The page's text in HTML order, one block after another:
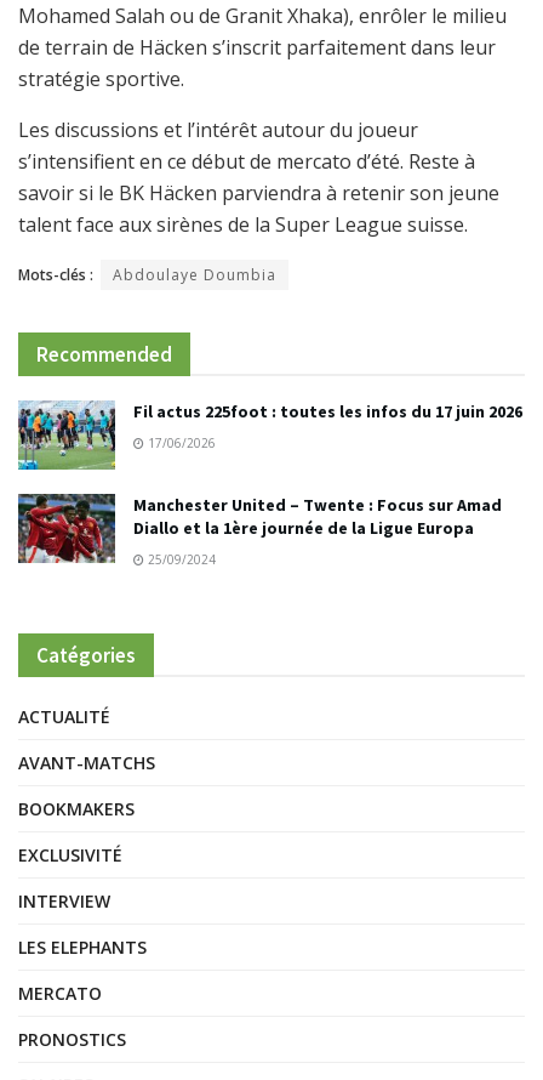
Mohamed Salah ou de Granit Xhaka), enrôler le milieu
de terrain de Häcken s’inscrit parfaitement dans leur
stratégie sportive.
Les discussions et l’intérêt autour du joueur
s’intensifient en ce début de mercato d’été. Reste à
savoir si le BK Häcken parviendra à retenir son jeune
talent face aux sirènes de la Super League suisse.
Mots-clés : Abdoulaye Doumbia
Recommended
Fil actus 225foot : toutes les infos du 17 juin 2026
17/06/2026
Manchester United – Twente : Focus sur Amad
Diallo et la 1ère journée de la Ligue Europa
25/09/2024
Catégories
ACTUALITÉ
AVANT-MATCHS
BOOKMAKERS
EXCLUSIVITÉ
INTERVIEW
LES ELEPHANTS
MERCATO
PRONOSTICS